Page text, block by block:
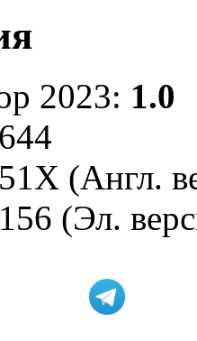
2023: 1.0
(Англ.
(Эл.